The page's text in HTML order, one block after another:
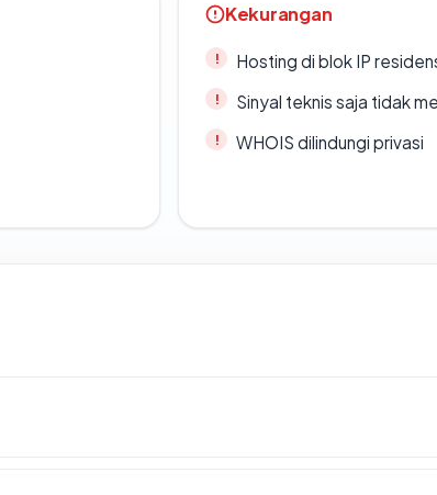
Kekurangan
Hosting di blok IP
Sinyal teknis saja tidak
WHOIS dilindungi privasi